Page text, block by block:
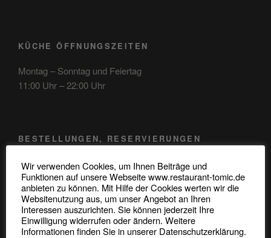
KÜCHE ÖFFNUNGSZEITEN
Montag – Sonntag und Feiertag
11:00 Uhr – 22:00 Uhr
BESTELLUNGEN, RESERVIERUNGEN
Telefon: 0345 / 48 20 707
Robert-Koch-Straße 37
06110 Halle (Saale)
Wir verwenden Cookies, um Ihnen Beiträge und
Funktionen auf unsere Webseite www.restaurant-tomic.de
anbieten zu können. Mit Hilfe der Cookies werten wir die
Websitenutzung aus, um unser Angebot an Ihren
Interessen auszurichten. Sie können jederzeit Ihre
Einwilligung widerrufen oder ändern. Weitere
Informationen finden Sie in unserer Datenschutzerklärung.